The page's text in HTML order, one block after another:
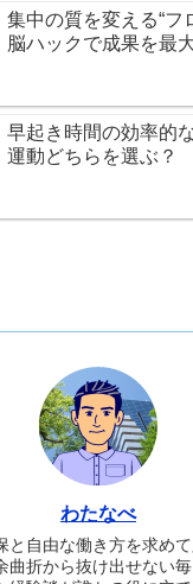
集中の質を変える“フ
脳ハックで成果を最
早起き時間の効率的
運動どちらを選ぶ？
わたなべ
と自由な働き方を求め
曲折から抜け出せない